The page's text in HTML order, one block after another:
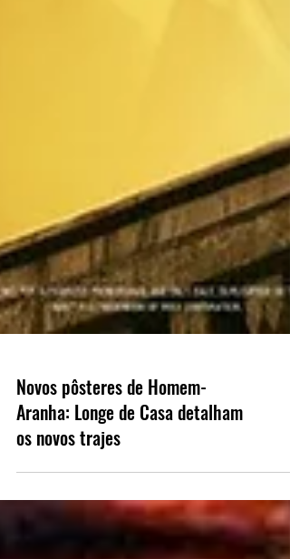
Novos pôsteres de Homem-